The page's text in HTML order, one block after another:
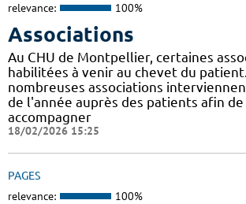
relevance: 100%
Associations
Au CHU de Montpellier, certaines
habilitées à venir au chevet du
nombreuses associations
de l'année auprès des patients afin de
accompagner
18/02/2026 15:25
PAGES
relevance: 100%